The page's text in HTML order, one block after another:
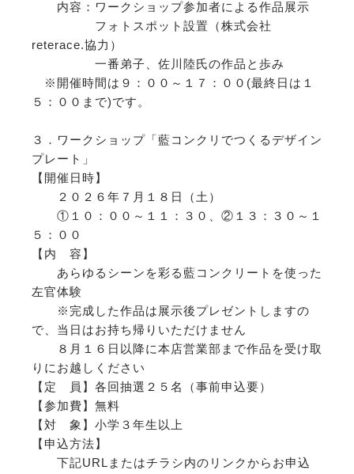
内容：ワークショップ参加者による作品展示
フォトスポット設置（株式会社
reterace.協力）
一番弟子、佐川陸氏の作品と歩み
※開催時間は９：００～１７：００(最終日は１
５：００まで)です。
３．ワークショップ「藍コンクリでつくるデザイン
プレート」
【開催日時】
２０２６年７月１８日（土）
①１０：００～１１：３０、②１３：３０～１
５：００
【内 容】
あらゆるシーンを彩る藍コンクリートを使った
左官体験
※完成した作品は展示後プレゼントしますの
で、当日はお持ち帰りいただけません
８月１６日以降に本店営業部まで作品を受け取
りにお越しください
【定 員】各回抽選２５名（事前申込要）
【参加費】無料
【対 象】小学３年生以上
【申込方法】
下記URLまたはチラシ内のリンクからお申込